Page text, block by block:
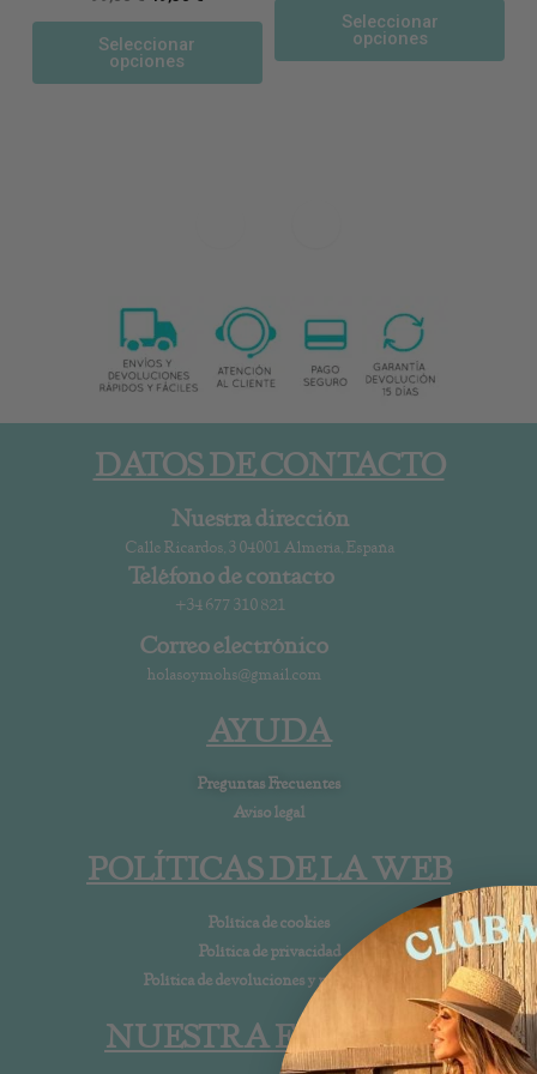
Seleccionar
opciones
Seleccionar
opciones
DATOS DE CONTACTO
Nuestra dirección
Calle Ricardos, 3 04001 Almería, España
Teléfono de contacto
+34 677 310 821
Correo electrónico
holasoymohs@gmail.com
AYUDA
Preguntas Frecuentes
Aviso legal
POLÍTICAS DE LA WEB
Política de cookies
Política de privacidad
Política de devoluciones y reembolsos
NUESTRA EMPRESA